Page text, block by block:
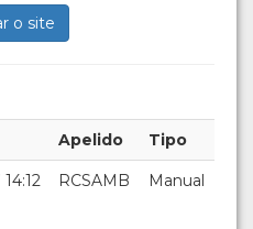
o site
Apelido Tipo
RCSAMB Manual